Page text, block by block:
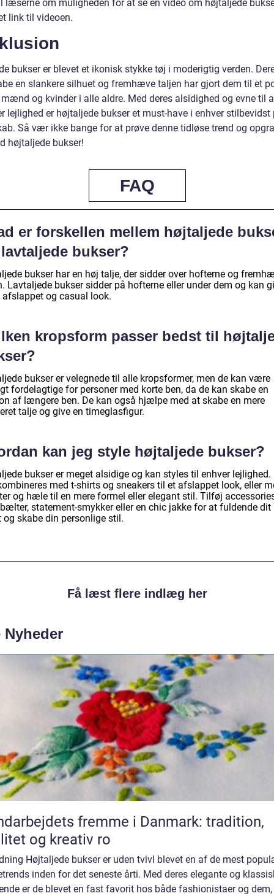
om muligheden for at se en video om højtaljede
link til videoen.
bukser er blevet et ikonisk stykke tøj i moderigtig verden.
en slankere silhuet og fremhæve taljen har gjort dem til et
og kvinder i alle aldre. Med deres alsidighed og evne til
lejlighed er højtaljede bukser et must-have i enhver stilbevidst
Så vær ikke bange for at prøve denne tidløse trend og
højtaljede bukser!
FAQ
er forskellen mellem højtaljede
bukser?
bukser har en høj talje, der sidder over hofterne og
Lavtaljede bukser sidder på hofterne eller under dem og kan
afslappet og casual look.
kropsform passer bedst til
bukser er velegnede til alle kropsformer, men de kan være
fordelagtige for personer med korte ben, da de kan skabe en
af længere ben. De kan også hjælpe med at skabe en mere
talje og give en timeglasfigur.
kan jeg style højtaljede bukser?
bukser er meget alsidige og kan styles til enhver lejlighed.
med t-shirts og sneakers til et afslappet look, eller
og hæle til en mere formel eller elegant stil. Tilføj
statement-smykker eller en chic jakke for at fuldende dit
og skabe din personlige stil.
Få læst flere indlæg her
Nyheder
fremme i Danmark: tradition,
og kreativ ro
Højtaljede bukser er uden tvivl blevet en af de mest
inden for det seneste årti. Med deres elegante og
er de blevet en fast favorit hos både fashionistaer og dem,